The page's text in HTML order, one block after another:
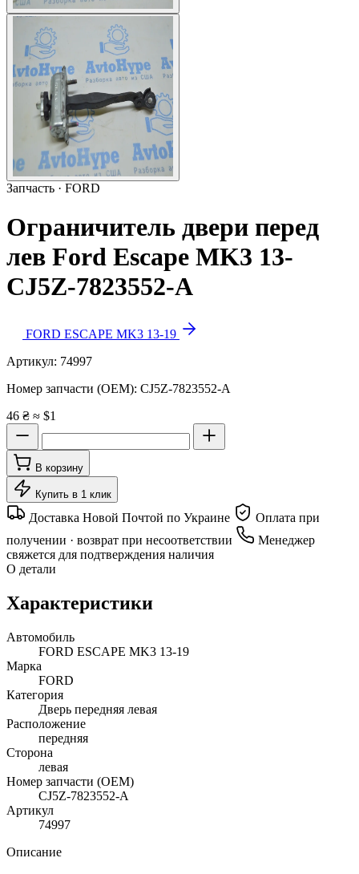
Запчасть · FORD
Ограничитель двери перед
лев Ford Escape MK3 13-
CJ5Z-7823552-A
FORD ESCAPE MK3 13-19
Артикул: 74997
Номер запчасти (OEM): CJ5Z-7823552-A
46 ₴ ≈ $1
В корзину
Купить в 1 клик
Доставка Новой Почтой по Украине
Оплата при
получении · возврат при несоответствии
Менеджер
свяжется для подтверждения наличия
О детали
Характеристики
Автомобиль
FORD ESCAPE MK3 13-19
Марка
FORD
Категория
Дверь передняя левая
Расположение
передняя
Сторона
левая
Номер запчасти (OEM)
CJ5Z-7823552-A
Артикул
74997
Описание